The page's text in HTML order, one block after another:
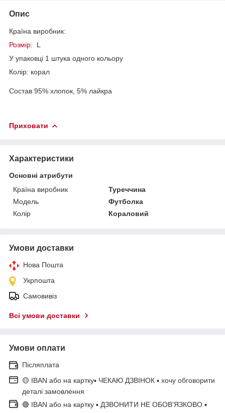
Опис
Країна виробник:
Розмір: L
У упаковці 1 штука одного кольору
Колір: корал
Состав 95% хлопок, 5% лайкра
Приховати
Характеристики
Основні атрибути
Країна виробник
Туреччина
Модель
Футболка
Колір
Кораловий
Умови доставки
Нова Пошта
Укрпошта
Самовивіз
Всі умови доставки
Умови оплати
Післяплата
🟡 IBAN або на картку▪ ЧЕКАЮ ДЗВІНОК ▪ хочу обговорити
деталі замовлення
🟢 IBAN або на картку ▪ ДЗВОНИТИ НЕ ОБОВ'ЯЗКОВО ▪